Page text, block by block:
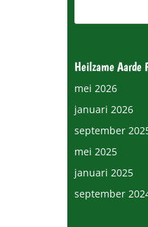
Heilzame Aarde
mei 2026
januari 2026
september
mei 2025
januari 2025
september